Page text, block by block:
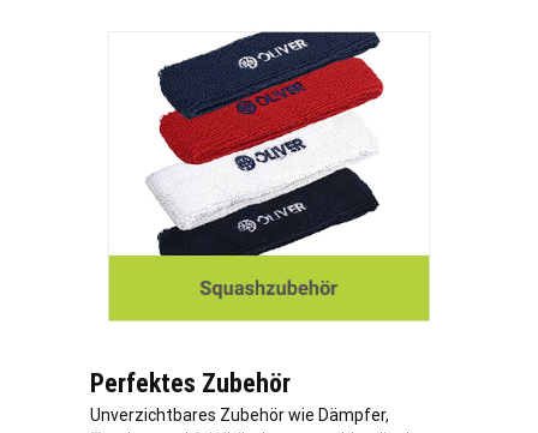
Perfektes Zubehör
Unverzichtbares Zubehör wie Dämpfer,